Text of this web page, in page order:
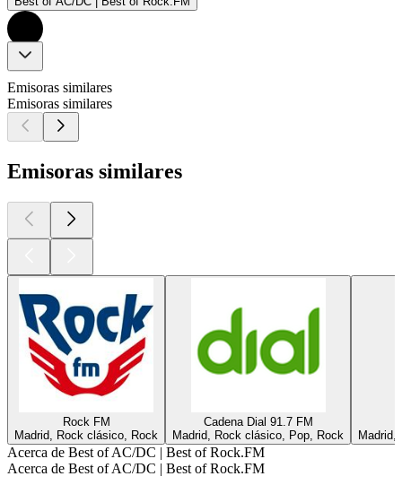
Emisoras similares
Emisoras similares
Emisoras similares
Rock FM
Madrid, Rock clásico, Rock
Cadena Dial 91.7 FM
Madrid, Rock clásico, Pop, Rock
Acerca de Best of AC/DC | Best of Rock.FM
Acerca de Best of AC/DC | Best of Rock.FM